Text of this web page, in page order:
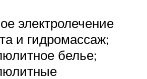
электролечение
и гидромассаж;
белье;